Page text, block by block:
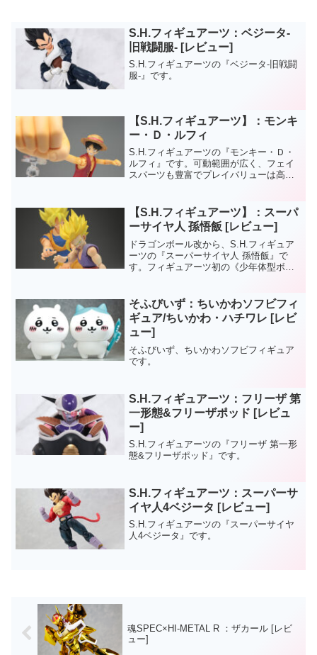
S.H.フィギュアーツ：ベジータ-
旧戦闘服- [レビュー]
S.H.フィギュアーツの『ベジータ-旧戦闘
服-』です。
【S.H.フィギュアーツ】：モンキ
ー・Ｄ・ルフィ
S.H.フィギュアーツの『モンキー・Ｄ・
ルフィ』です。可動範囲が広く、フェイ
スパーツも豊富でプレイバリューは高い
なかったりとちょっと完成度のツメがあ
まく感じた部分もあり...
【S.H.フィギュアーツ】：スーパ
ーサイヤ人 孫悟飯 [レビュー]
ドラゴンボール改から、S.H.フィギュア
ーツの『スーパーサイヤ人 孫悟飯』で
す。フィギュアーツ初の《少年体型ボデ
分などもとても小さいですが可動範囲な
どには特に影響はなし...
そふびいず：ちいかわソフビフィ
ギュア/ちいかわ・ハチワレ [レビ
ュー]
そふびいず、ちいかわソフビフィギュア
です。
S.H.フィギュアーツ：フリーザ 第
一形態&フリーザポッド [レビュ
ー]
S.H.フィギュアーツの『フリーザ 第一形
態&フリーザポッド』です。
S.H.フィギュアーツ：スーパーサ
イヤ人4ベジータ [レビュー]
S.H.フィギュアーツの『スーパーサイヤ
人4ベジータ』です。
魂SPEC×HI-METAL R ：ザカール [レビ
ュー]